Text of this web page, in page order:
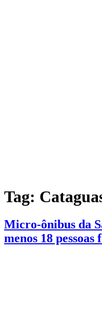
Tag:
Micro-ônibus da
menos 18 pessoas